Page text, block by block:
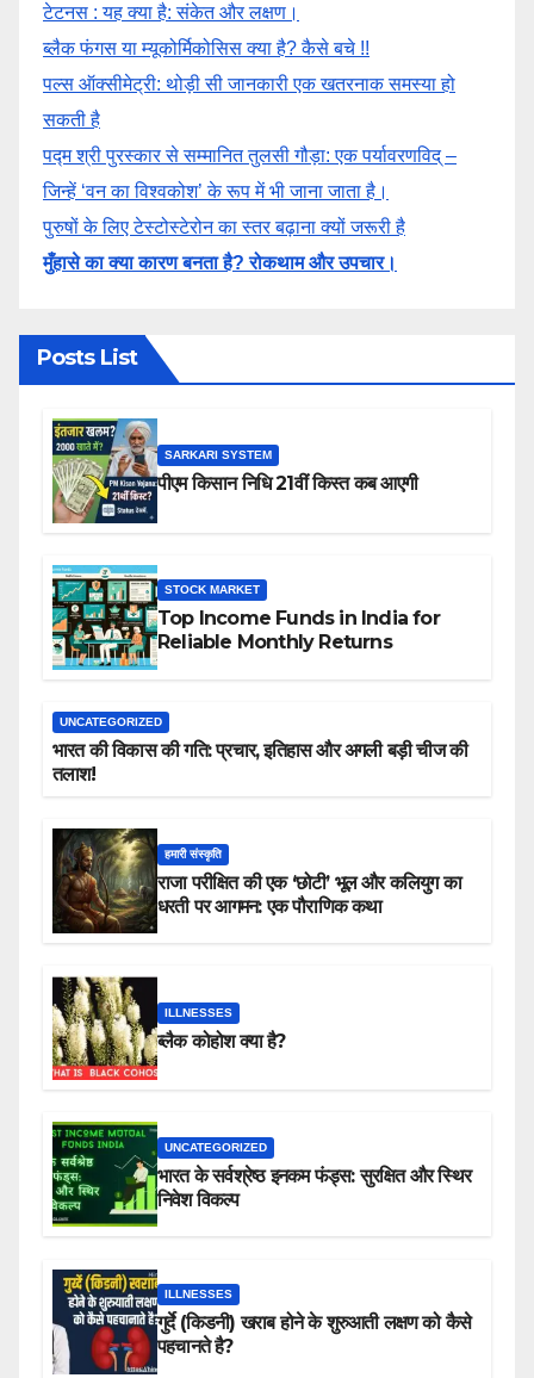
टेटनस : यह क्या है: संकेत और लक्षण।
ब्लैक फंगस या म्यूकोर्मिकोसिस क्या है? कैसे बचे !!
पल्स ऑक्सीमेट्री: थोड़ी सी जानकारी एक खतरनाक समस्या हो
सकती है
पद्म श्री पुरस्कार से सम्मानित तुलसी गौड़ा: एक पर्यावरणविद् –
जिन्हें ‘वन का विश्वकोश’ के रूप में भी जाना जाता है।
पुरुषों के लिए टेस्टोस्टेरोन का स्तर बढ़ाना क्यों जरूरी है
मुँहासे का क्या कारण बनता है? रोकथाम और उपचार।
Posts List
SARKARI SYSTEM
पीएम किसान निधि 21वीं किस्त कब आएगी
STOCK MARKET
Top Income Funds in India for
Reliable Monthly Returns
UNCATEGORIZED
भारत की विकास की गति: प्रचार, इतिहास और अगली बड़ी चीज की
तलाश!
हमारी संस्कृति
राजा परीक्षित की एक ‘छोटी’ भूल और कलियुग का
धरती पर आगमन: एक पौराणिक कथा
ILLNESSES
ब्लैक कोहोश क्या है?
UNCATEGORIZED
भारत के सर्वश्रेष्ठ इनकम फंड्स: सुरक्षित और स्थिर
निवेश विकल्प
ILLNESSES
गुर्दे (किडनी) खराब होने के शुरुआती लक्षण को कैसे
पहचानते है?